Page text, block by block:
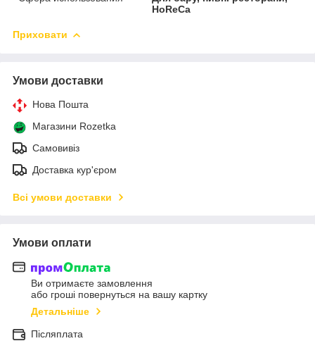
HoReCa
Приховати
Умови доставки
Нова Пошта
Магазини Rozetka
Самовивіз
Доставка кур'єром
Всі умови доставки
Умови оплати
Ви отримаєте замовлення
або гроші повернуться на вашу картку
Детальніше
Післяплата